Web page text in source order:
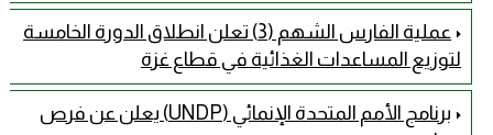
عملية الفارس الشهم (3) تعلن انطلاق الدورة الخامسة
لتوزيع المساعدات الغذائية في قطاع غزة
برنامج الأمم المتحدة الإنمائي (UNDP) يعلن عن فرص